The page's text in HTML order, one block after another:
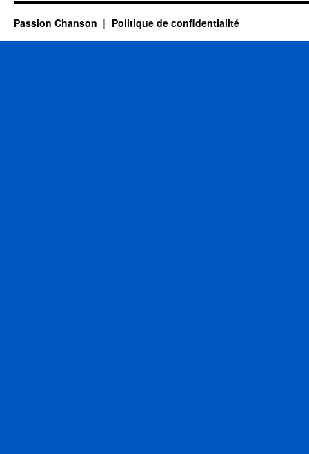
Passion Chanson Politique de confidentialité